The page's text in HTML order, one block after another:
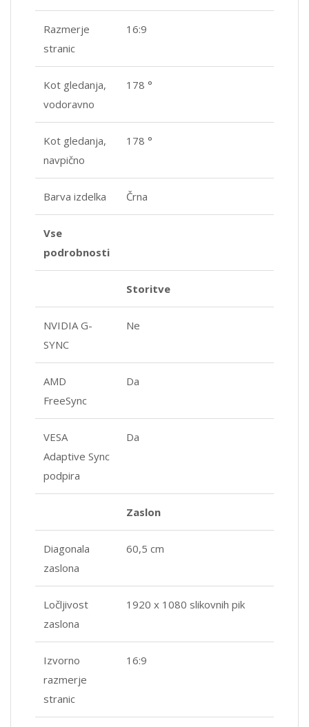
Razmerje
stranic
16:9
Kot gledanja,
vodoravno
178 °
Kot gledanja,
navpično
178 °
Barva izdelka Črna
Vse
podrobnosti
Storitve
NVIDIA G-
SYNC
Ne
AMD
FreeSync
Da
VESA
Adaptive Sync
podpira
Da
Zaslon
Diagonala
zaslona
60,5 cm
Ločljivost
zaslona
1920 x 1080 slikovnih pik
Izvorno
razmerje
stranic
16:9